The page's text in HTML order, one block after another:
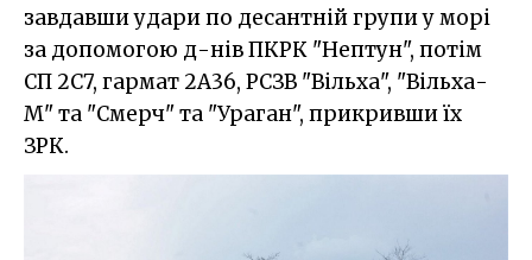
завдавши удари по десантній групи у морі
за допомогою д-нів ПКРК "Нептун", потім
СП 2С7, гармат 2А36, РСЗВ "Вiльха", "Вiльха-
М" та "Смерч" та "Ураган", прикривши їх
ЗРК.